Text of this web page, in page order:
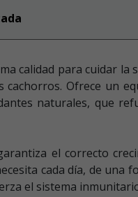
calidad para cuidar
Ofrece un
naturales, que
el correcto
cada día, de una
el sistema